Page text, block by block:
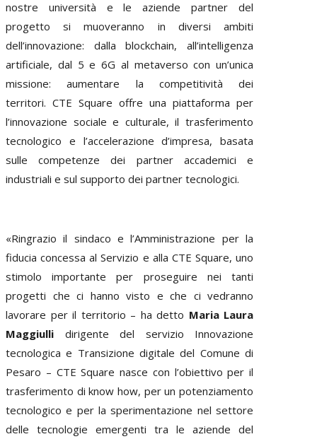
nostre università e le aziende partner del
progetto si muoveranno in diversi ambiti
dell’innovazione: dalla blockchain, all’intelligenza
artificiale, dal 5 e 6G al metaverso con un’unica
missione: aumentare la competitività dei
territori. CTE Square offre una piattaforma per
l’innovazione sociale e culturale, il trasferimento
tecnologico e l’accelerazione d’impresa, basata
sulle competenze dei partner accademici e
industriali e sul supporto dei partner tecnologici.
«Ringrazio il sindaco e l’Amministrazione per la
fiducia concessa al Servizio e alla CTE Square, uno
stimolo importante per proseguire nei tanti
progetti che ci hanno visto e che ci vedranno
lavorare per il territorio – ha detto Maria Laura
Maggiulli dirigente del servizio Innovazione
tecnologica e Transizione digitale del Comune di
Pesaro – CTE Square nasce con l’obiettivo per il
trasferimento di know how, per un potenziamento
tecnologico e per la sperimentazione nel settore
delle tecnologie emergenti tra le aziende del